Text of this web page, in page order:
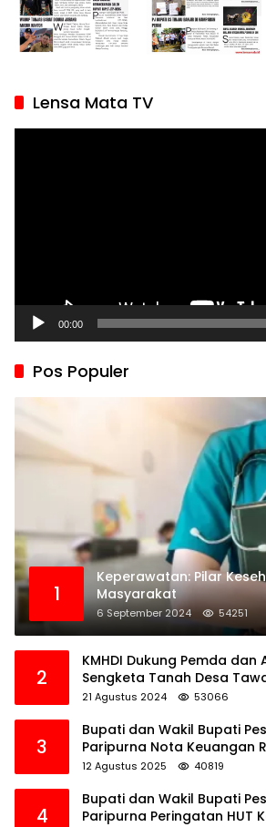
Lensa Mata TV
00:00
Pos Populer
1
Keperawatan: Pilar
Masyarakat
6 September 2024 54251
2
KMHDI Dukung Pemda dan
Sengketa Tanah Desa
21 Agustus 2024 53066
3
Bupati dan Wakil Bupati
Paripurna Nota Keuangan
Perubahan TA 2025
12 Agustus 2025 40819
4
Bupati dan Wakil Bupati
Paripurna Peringatan HUT